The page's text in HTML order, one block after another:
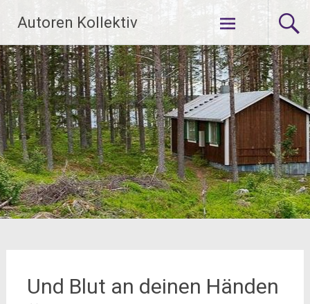
Inhalt
springen
Autoren Kollektiv
Und Blut an deinen Händen